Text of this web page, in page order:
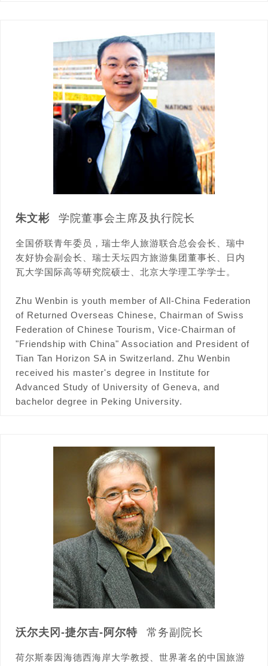
朱文彬 学院董事会主席及执行院长
全国侨联青年委员，瑞士华人旅游联合总会会长、瑞中
友好协会副会长、瑞士天坛四方旅游集团董事长、日内
瓦大学国际高等研究院硕士、北京大学理工学学士。
Zhu Wenbin is youth member of All-China Federation
of Returned Overseas Chinese, Chairman of Swiss
Federation of Chinese Tourism, Vice-Chairman of
"Friendship with China" Association and President of
Tian Tan Horizon SA in Switzerland. Zhu Wenbin
received his master's degree in Institute for
Advanced Study of University of Geneva, and
bachelor degree in Peking University.
沃尔夫冈-捷尔吉-阿尔特 常务副院长
荷尔斯泰因海德西海岸大学教授、世界著名的中国旅游